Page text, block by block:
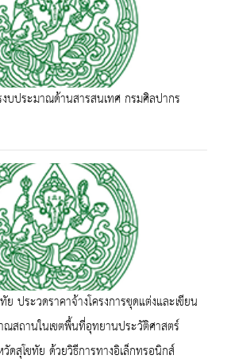
บประมาณด้านสารสนเทศ กรมศิลปากร
ประวดราคาจ้างโครงการขุดแต่งและเขียน
สถานในเขตพื้นที่อุทยานประวัติศาสตร์
ดสุโขทัย ด้วยวิธีการทางอิเล็กทรอนิกส์